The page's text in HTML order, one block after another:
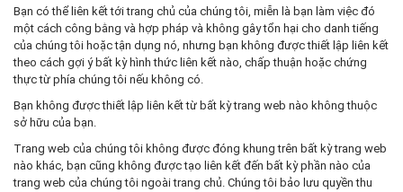
Bạn có thể liên kết tới trang chủ của chúng tôi, miễn là bạn làm việc đó
một cách công bằng và hợp pháp và không gây tổn hại cho danh tiếng
của chúng tôi hoặc tận dụng nó, nhưng bạn không được thiết lập liên kết
theo cách gợi ý bất kỳ hình thức liên kết nào, chấp thuận hoặc chứng
thực từ phía chúng tôi nếu không có.
Bạn không được thiết lập liên kết từ bất kỳ trang web nào không thuộc
sở hữu của bạn.
Trang web của chúng tôi không được đóng khung trên bất kỳ trang web
nào khác, bạn cũng không được tạo liên kết đến bất kỳ phần nào của
trang web của chúng tôi ngoài trang chủ. Chúng tôi bảo lưu quyền thu